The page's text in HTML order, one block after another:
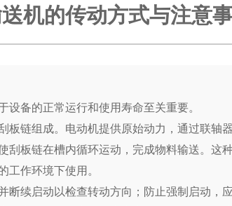
机的传动方式与注意
备的正常运行和使用寿命至关重要。
链组成。电动机提供原始动力，通过联轴
板链在槽内循环运动，完成物料输送。这
工作环境下使用。
续启动以检查转动方向；防止强制启动，